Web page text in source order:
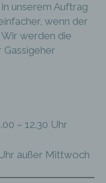
unserem Auftrag
wenn der
werden die
Gassigeher
– 12.30 Uhr
außer Mittwoch